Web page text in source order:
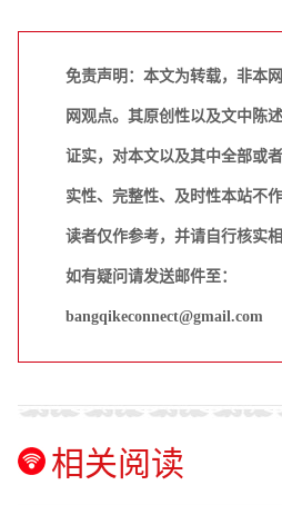
免责声明：本文为转载，非本
网观点。其原创性以及文中陈
证实，对本文以及其中全部或
实性、完整性、及时性本站不
读者仅作参考，并请自行核实相
如有疑问请发送邮件至：
bangqikeconnect@gmail.com
相关阅读